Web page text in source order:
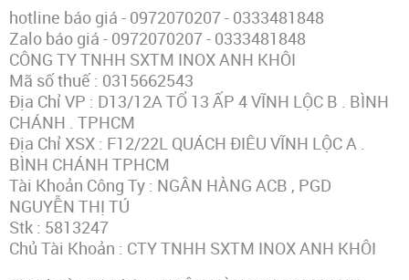
hotline báo giá - 0972070207 - 0333481848
Zalo báo giá - 0972070207 - 0333481848
CÔNG TY TNHH SXTM INOX ANH KHÔI
Mã số thuế : 0315662543
Địa Chỉ VP : D13/12A TỔ 13 ẤP 4 VĨNH LỘC B . BÌNH
CHÁNH . TPHCM
Địa Chỉ XSX : F12/22L QUÁCH ĐIÊU VĨNH LỘC A .
BÌNH CHÁNH TPHCM
Tài Khoản Công Ty : NGÂN HÀNG ACB , PGD
NGUYỄN THỊ TÚ
Stk : 5813247
Chủ Tài Khoản : CTY TNHH SXTM INOX ANH KHÔI